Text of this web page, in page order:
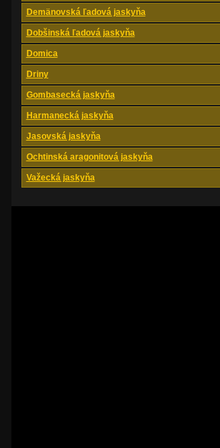
Demänovská ľadová jaskyňa
Dobšinská ľadová jaskyňa
Domica
Driny
Gombasecká jaskyňa
Harmanecká jaskyňa
Jasovská jaskyňa
Ochtinská aragonitová jaskyňa
Važecká jaskyňa